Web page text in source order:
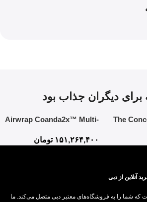
دیگران جذاب بود
02 The
Application
Airwrap Coanda2x™ Multi-
۱۵۱,۲۶۴,۴۰۰ تومان
آنلاین از دبی
که شما را به فروشگاه‌های معتبر دبی متصل می‌کند. ما